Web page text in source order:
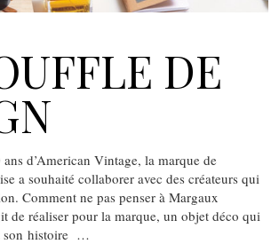
DE
d’American Vintage, la marque de
a souhaité collaborer avec des créateurs qui
Comment ne pas penser à Margaux
de réaliser pour la marque, un objet déco qui
son histoire …